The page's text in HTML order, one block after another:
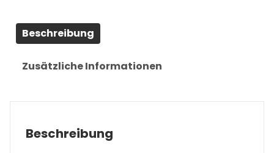
Beschreibung
Zusätzliche Informationen
Beschreibung